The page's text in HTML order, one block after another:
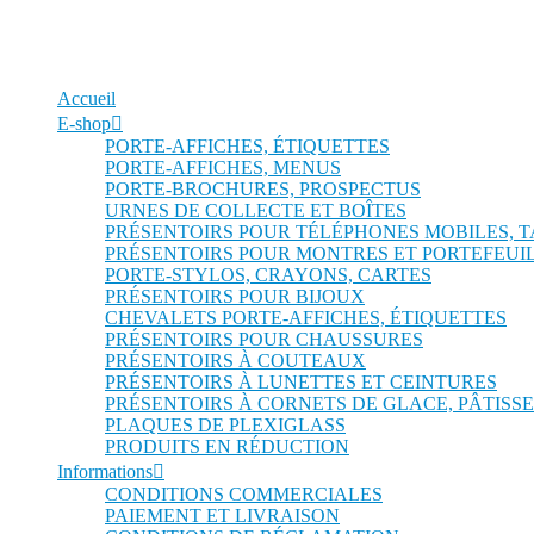
Accueil
E-shop
PORTE-AFFICHES, ÉTIQUETTES
PORTE-AFFICHES, MENUS
PORTE-BROCHURES, PROSPECTUS
URNES DE COLLECTE ET BOÎTES
PRÉSENTOIRS POUR TÉLÉPHONES MOBILES,
PRÉSENTOIRS POUR MONTRES ET
PORTE-STYLOS, CRAYONS, CARTES
PRÉSENTOIRS POUR BIJOUX
CHEVALETS PORTE-AFFICHES, ÉTIQUETTES
PRÉSENTOIRS POUR CHAUSSURES
PRÉSENTOIRS À COUTEAUX
PRÉSENTOIRS À LUNETTES ET CEINTURES
PRÉSENTOIRS À CORNETS DE GLACE,
PLAQUES DE PLEXIGLASS
PRODUITS EN RÉDUCTION
Informations
CONDITIONS COMMERCIALES
PAIEMENT ET LIVRAISON